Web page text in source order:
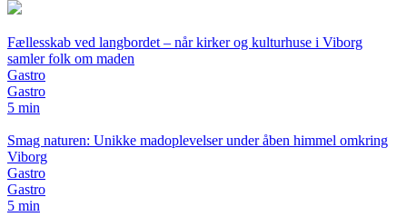
Fællesskab ved langbordet – når kirker og kulturhuse i Viborg
samler folk om maden
Gastro
Gastro
5 min
Smag naturen: Unikke madoplevelser under åben himmel omkring
Viborg
Gastro
Gastro
5 min